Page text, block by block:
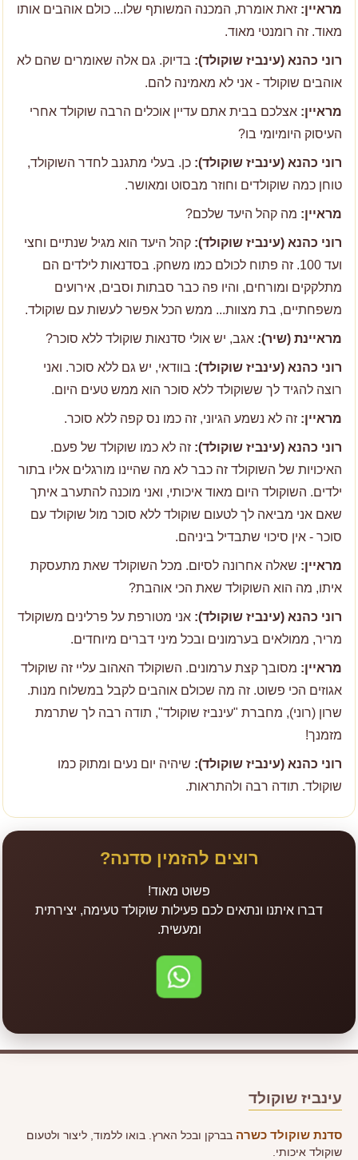
מראיין: זאת אומרת, המכנה המשותף שלו... כולם אוהבים אותו
מאוד. זה רומנטי מאוד.
רוני כהנא (עינביז שוקולד): בדיוק. גם אלה שאומרים שהם לא
אוהבים שוקולד - אני לא מאמינה להם.
מראיין: אצלכם בבית אתם עדיין אוכלים הרבה שוקולד אחרי
העיסוק היומיומי בו?
רוני כהנא (עינביז שוקולד): כן. בעלי מתגנב לחדר השוקולד,
טוחן כמה שוקולדים וחוזר מבסוט ומאושר.
מראיין: מה קהל היעד שלכם?
רוני כהנא (עינביז שוקולד): קהל היעד הוא מגיל שנתיים וחצי
ועד 100. זה פתוח לכולם כמו משחק. בסדנאות לילדים הם
מתלקקים ומורחים, והיו פה כבר סבתות וסבים, אירועים
משפחתיים, בת מצוות... ממש הכל אפשר לעשות עם שוקולד.
מראיינת (שיר): אגב, יש אולי סדנאות שוקולד ללא סוכר?
רוני כהנא (עינביז שוקולד): בוודאי, יש גם ללא סוכר. ואני
רוצה להגיד לך ששוקולד ללא סוכר הוא ממש טעים היום.
מראיין: זה לא נשמע הגיוני, זה כמו נס קפה ללא סוכר.
רוני כהנא (עינביז שוקולד): זה לא כמו שוקולד של פעם.
האיכויות של השוקולד זה כבר לא מה שהיינו מורגלים אליו בתור
ילדים. השוקולד היום מאוד איכותי, ואני מוכנה להתערב איתך
שאם אני מביאה לך לטעום שוקולד ללא סוכר מול שוקולד עם
סוכר - אין סיכוי שתבדיל ביניהם.
מראיין: שאלה אחרונה לסיום. מכל השוקולד שאת מתעסקת
איתו, מה הוא השוקולד שאת הכי אוהבת?
רוני כהנא (עינביז שוקולד): אני מטורפת על פרלינים משוקולד
מריר, ממולאים בערמונים ובכל מיני דברים מיוחדים.
מראיין: מסובך קצת ערמונים. השוקולד האהוב עליי זה שוקולד
אגוזים הכי פשוט. זה מה שכולם אוהבים לקבל במשלוח מנות.
שרון (רוני), מחברת "עינביז שוקולד", תודה רבה לך שתרמת
מזמנך!
רוני כהנא (עינביז שוקולד): שיהיה יום נעים ומתוק כמו
שוקולד. תודה רבה ולהתראות.
רוצים להזמין סדנה?
פשוט מאוד!
דברו איתנו ונתאים לכם פעילות שוקולד טעימה, יצירתית
ומעשית.
לשליחת הודעה
עינביז שוקולד
סדנת שוקולד כשרה בברקן ובכל הארץ. בואו ללמוד, ליצור ולטעום
שוקולד איכותי.